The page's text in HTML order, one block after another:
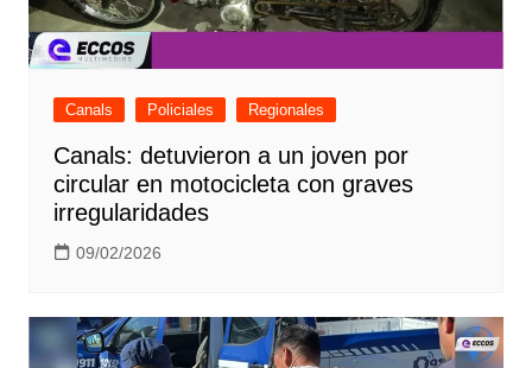
Canals Policiales Regionales
Canals: detuvieron a un joven por
circular en motocicleta con graves
irregularidades
09/02/2026